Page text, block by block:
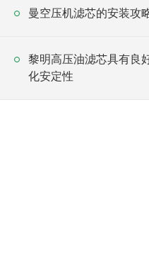
曼空压机滤芯的安装攻
黎明高压油滤芯具有良
化安定性